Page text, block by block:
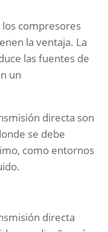
los compresores
la ventaja. La
las fuentes de
un
directa son
se debe
como entornos
directa